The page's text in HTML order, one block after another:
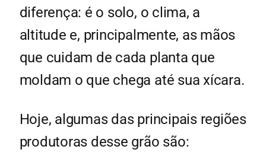
diferença: é o solo, o clima, a
altitude e, principalmente, as mãos
que cuidam de cada planta que
moldam o que chega até sua xícara.
Hoje, algumas das principais regiões
produtoras desse grão são: